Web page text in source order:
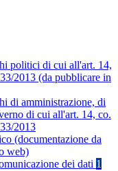
politici di cui all'art. 14,
2013 (da pubblicare in
di amministrazione, di
di cui all'art. 14, co.
2013
(documentazione da
web)
dei dati 1